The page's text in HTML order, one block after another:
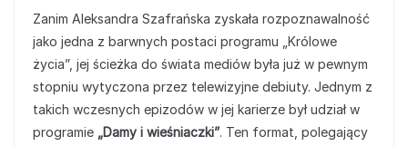
Zanim Aleksandra Szafrańska zyskała rozpoznawalność
jako jedna z barwnych postaci programu „Królowe
życia”, jej ścieżka do świata mediów była już w pewnym
stopniu wytyczona przez telewizyjne debiuty. Jednym z
takich wczesnych epizodów w jej karierze był udział w
programie „Damy i wieśniaczki”. Ten format, polegający